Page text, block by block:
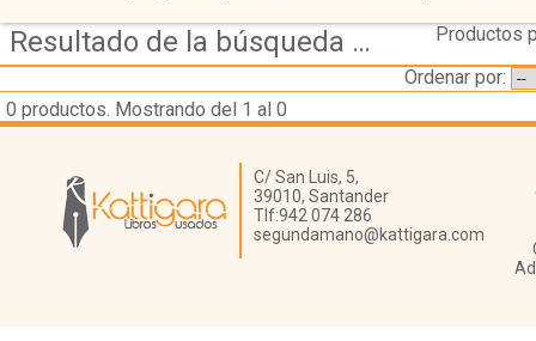
Resultado de la búsqueda de coleccion seleccion aventurera
Productos
Ordenar por:
0 productos. Mostrando del 1 al 0
Librería Kattigara
C/ San Luis, 5,
39010, Santander
Tlf:942 074 286
segundamano@kattigara.com